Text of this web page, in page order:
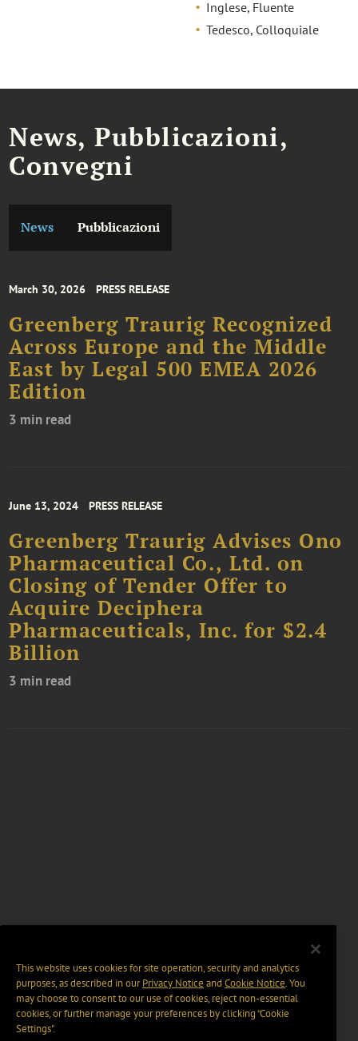
Inglese, Fluente
Tedesco, Colloquiale
News, Pubblicazioni,
Convegni
News Pubblicazioni
March 30, 2026 PRESS RELEASE
Greenberg Traurig Recognized
Across Europe and the Middle
East by Legal 500 EMEA 2026
Edition
3 min read
June 13, 2024 PRESS RELEASE
Greenberg Traurig Advises Ono
Pharmaceutical Co., Ltd. on
Closing of Tender Offer to
Acquire Deciphera
Pharmaceuticals, Inc. for $2.4
Billion
3 min read
This website uses cookies for site operation, security and analytics
purposes, as described in ourPrivacy Notice and Cookie Notice. You
may choose to consent to our use of cookies, reject non-essential
cookies, or further manage your preferences by clicking “Cookie
Settings".